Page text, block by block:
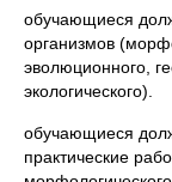
обучающиеся
организмов
эволюционного,
экологического).
обучающиеся
практические